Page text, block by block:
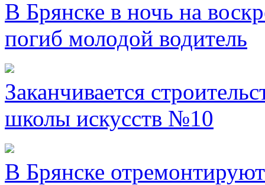
В Брянске в ночь на
погиб молодой водитель
Заканчивается
школы искусств №10
В Брянске